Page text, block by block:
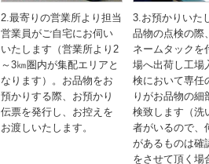
2.最寄りの営業所より担当
営業員がご自宅にお伺い
いたします（営業所より2
～3㎞圏内が集配エリアと
なります）。お品物をお
預かりする際、お預かり
伝票を発行し、お控えを
お渡しいたします。
3.お預かりいた
品物の点検の際
ネームタックを
場へ出荷し工場
検において専任
りがお品物の細
検致します（洗
者がいるので、
があるものは確
をさせて頂く場